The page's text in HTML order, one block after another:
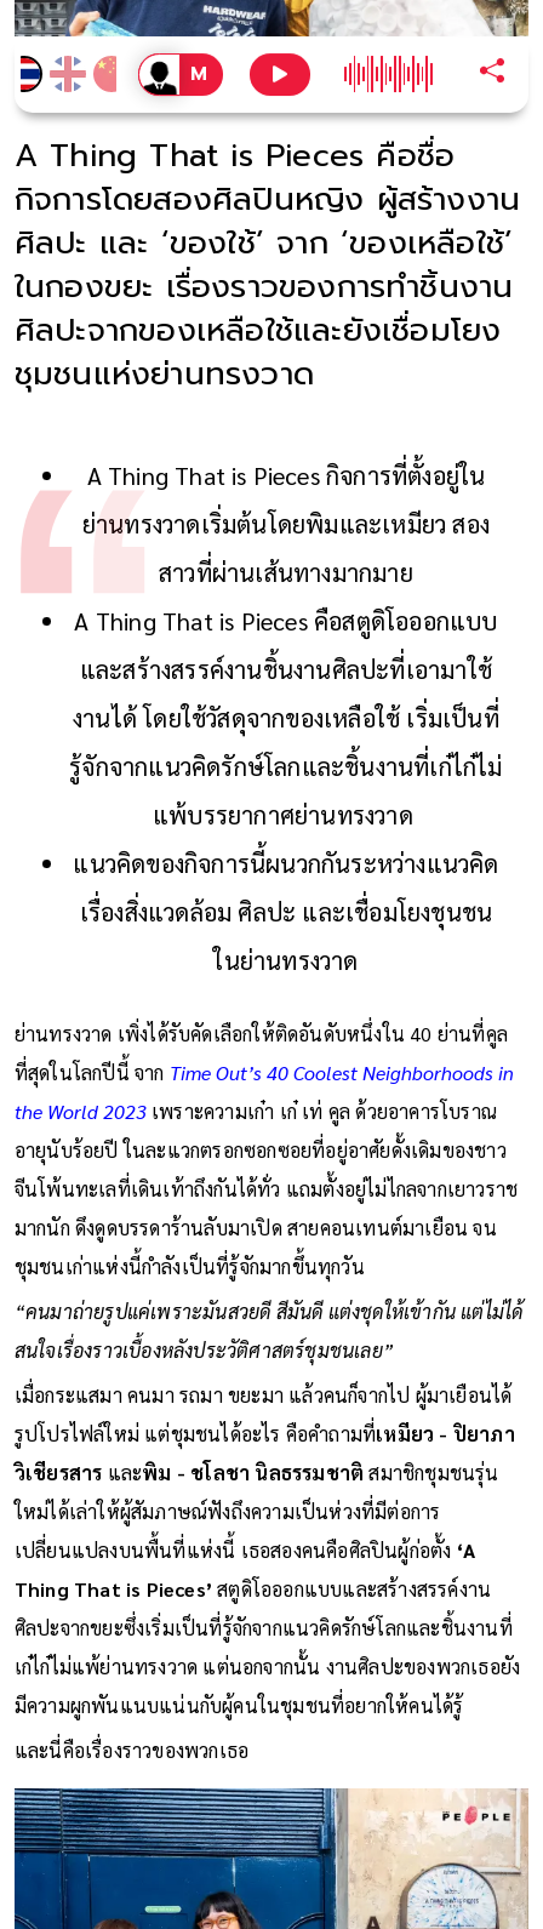
A Thing That is Pieces คือชื่อ
กิจการโดยสองศิลปินหญิง ผู้สร้างงาน
ศิลปะ และ ‘ของใช้’ จาก ‘ของเหลือใช้’
ในกองขยะ เรื่องราวของการทำชิ้นงาน
ศิลปะจากของเหลือใช้และยังเชื่อมโยง
ชุมชนแห่งย่านทรงวาด
A Thing That is Pieces กิจการที่ตั้งอยู่ใน
ย่านทรงวาดเริ่มต้นโดยพิมและเหมียว สอง
สาวที่ผ่านเส้นทางมากมาย
A Thing That is Pieces คือสตูดิโอออกแบบ
และสร้างสรรค์งานชิ้นงานศิลปะที่เอามาใช้
งานได้ โดยใช้วัสดุจากของเหลือใช้ เริ่มเป็นที่
รู้จักจากแนวคิดรักษ์โลกและชิ้นงานที่เก๋ไก๋ไม่
แพ้บรรยากาศย่านทรงวาด
แนวคิดของกิจการนี้ผนวกกันระหว่างแนวคิด
เรื่องสิ่งแวดล้อม ศิลปะ และเชื่อมโยงชุนชน
ในย่านทรงวาด
ย่านทรงวาด เพิ่งได้รับคัดเลือกให้ติดอันดับหนึ่งใน 40 ย่านที่คูล
ที่สุดในโลกปีนี้ จาก Time Out’s 40 Coolest Neighborhoods in
the World 2023เพราะความเก๋า เก๋ เท่ คูล ด้วยอาคารโบราณ
อายุนับร้อยปี ในละแวกตรอกซอกซอยที่อยู่อาศัยดั้งเดิมของชาว
จีนโพ้นทะเลที่เดินเท้าถึงกันได้ทั่ว แถมตั้งอยู่ไม่ไกลจากเยาวราช
มากนัก ดึงดูดบรรดาร้านลับมาเปิด สายคอนเทนต์มาเยือน จน
ชุมชนเก่าแห่งนี้กำลังเป็นที่รู้จักมากขึ้นทุกวัน
“คนมาถ่ายรูปแค่เพราะมันสวยดี สีมันดี แต่งชุดให้เข้ากัน แต่ไม่ได้
สนใจเรื่องราวเบื้องหลังประวัติศาสตร์ชุมชนเลย”
เมื่อกระแสมา คนมา รถมา ขยะมา แล้วคนก็จากไป ผู้มาเยือนได้
รูปโปรไฟล์ใหม่ แต่ชุมชนได้อะไร คือคำถามที่เหมียว - ปิยาภา
วิเชียรสาร และพิม - ชโลชา นิลธรรมชาติ สมาชิกชุมชนรุ่น
ใหม่ได้เล่าให้ผู้สัมภาษณ์ฟังถึงความเป็นห่วงที่มีต่อการ
เปลี่ยนแปลงบนพื้นที่แห่งนี้ เธอสองคนคือศิลปินผู้ก่อตั้ง ‘A
Thing That is Pieces’ สตูดิโอออกแบบและสร้างสรรค์งาน
ศิลปะจากขยะซึ่งเริ่มเป็นที่รู้จักจากแนวคิดรักษ์โลกและชิ้นงานที่
เก๋ไก๋ไม่แพ้ย่านทรงวาด แต่นอกจากนั้น งานศิลปะของพวกเธอยัง
มีความผูกพันแนบแน่นกับผู้คนในชุมชนที่อยากให้คนได้รู้
และนี่คือเรื่องราวของพวกเธอ